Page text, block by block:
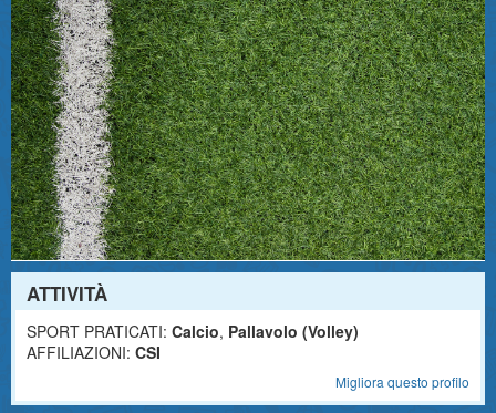
ATTIVITÀ
SPORT PRATICATI: Calcio, Pallavolo (Volley)
AFFILIAZIONI: CSI
Migliora questo profilo